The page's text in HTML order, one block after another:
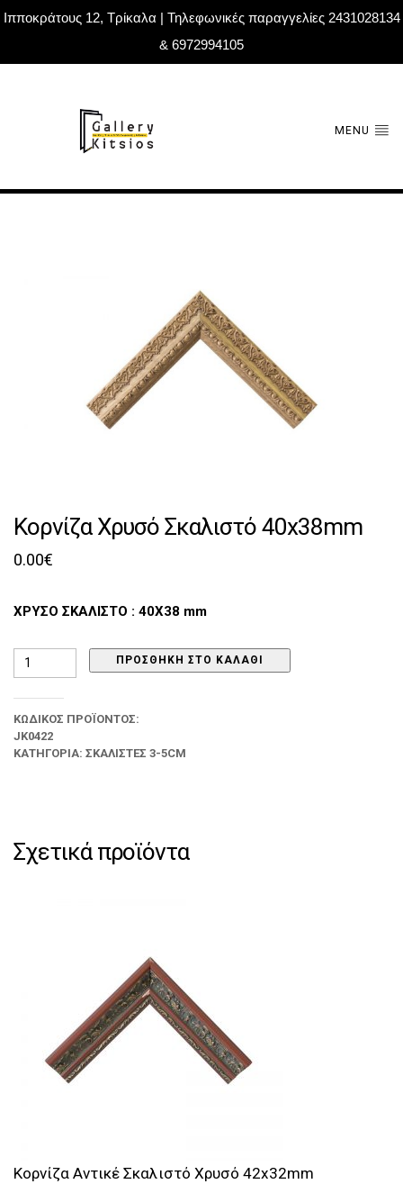
Ιπποκράτους 12, Τρίκαλα | Τηλεφωνικές παραγγελίες 2431028134
& 6972994105
MENU
Κορνίζα Χρυσό Σκαλιστό 40x38mm
0.00€
ΧΡΥΣΟ ΣΚΑΛΙΣΤΟ : 40Χ38 mm
Κορνίζα
Χρυσό
ποσότητα
ΠΡΟΣΘΉΚΗ ΣΤΟ ΚΑΛΆΘΙ
ΚΩΔΙΚΌΣ ΠΡΟΪΌΝΤΟΣ:
JK0422
ΚΑΤΗΓΟΡΊΑ: ΣΚΑΛΙΣΤΈΣ 3-5CM
Σχετικά προϊόντα
Κορνίζα Αντικέ Σκαλιστό Χρυσό 42x32mm